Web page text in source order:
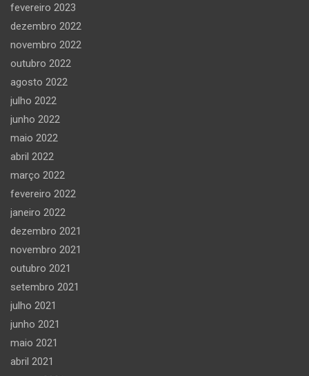
fevereiro 2023
dezembro 2022
novembro 2022
outubro 2022
agosto 2022
julho 2022
junho 2022
maio 2022
abril 2022
março 2022
fevereiro 2022
janeiro 2022
dezembro 2021
novembro 2021
outubro 2021
setembro 2021
julho 2021
junho 2021
maio 2021
abril 2021